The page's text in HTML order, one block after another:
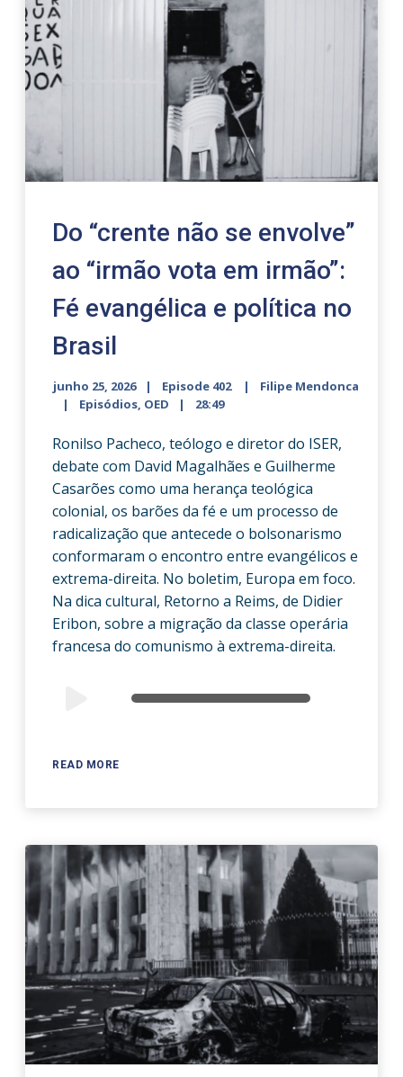
Do “crente não se envolve”
ao “irmão vota em irmão”:
Fé evangélica e política no
Brasil
junho 25, 2026 Episode 402
Filipe Mendonca
Episódios, OED 28:49
Ronilso Pacheco, teólogo e diretor do ISER,
debate com David Magalhães e Guilherme
Casarões como uma herança teológica
colonial, os barões da fé e um processo de
radicalização que antecede o bolsonarismo
conformaram o encontro entre evangélicos e
extrema-direita. No boletim, Europa em foco.
Na dica cultural, Retorno a Reims, de Didier
Eribon, sobre a migração da classe operária
francesa do comunismo à extrema-direita.
READ MORE